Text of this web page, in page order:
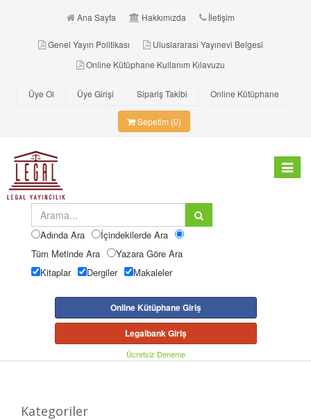
Ana Sayfa Hakkımızda İletişim
Genel Yayın Politikası
Uluslararası Yayınevi Belgesi
Online Kütüphane Kullanım Kılavuzu
Üye Ol Üye Girişi Sipariş Takibi Online Kütüphane
Sepetim (0)
Toggle
Adında Ara
İçindekilerde Ara
Tüm Metinde Ara
Yazara Göre Ara
Kitaplar
Dergiler Makaleler
Online Kütüphane Giriş
Legalbank Giriş
Ücretsiz Deneme
Kategoriler